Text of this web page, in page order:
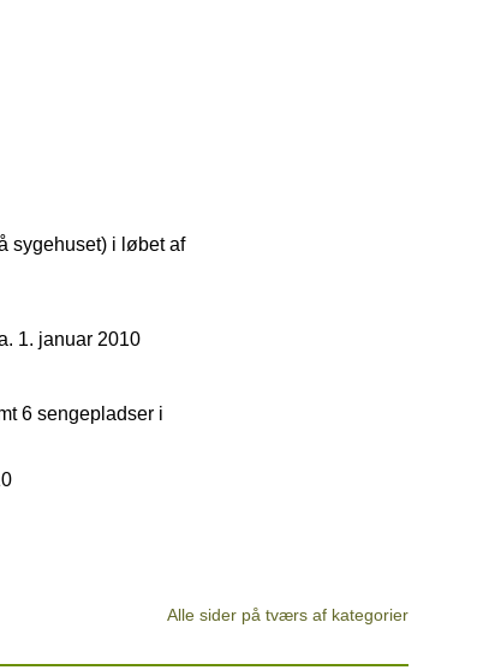
sygehuset) i løbet af
1. januar 2010
6 sengepladser i
Alle sider på tværs af kategorier